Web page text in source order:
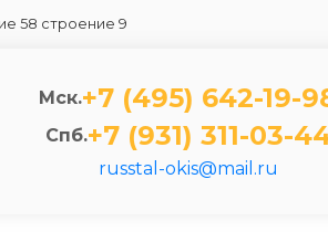
58 строение 9
Мск.+7 (495) 642-19-
Спб.+7 (931) 311-03-
russtal-okis@mail.ru